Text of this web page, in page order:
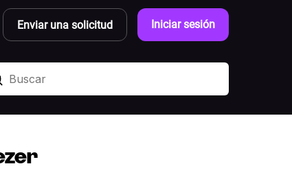
Enviar una solicitud Iniciar sesión